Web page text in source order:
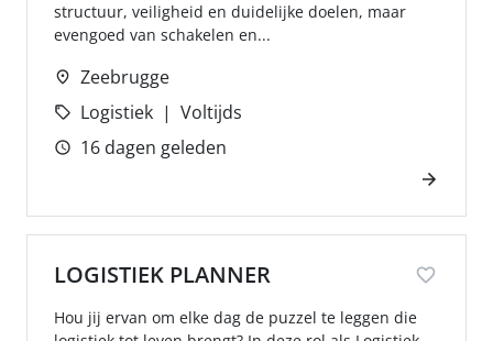
structuur, veiligheid en duidelijke doelen, maar
evengoed van schakelen en...
Zeebrugge
Logistiek
Voltijds
16 dagen geleden
LOGISTIEK PLANNER
Hou jij ervan om elke dag de puzzel te leggen die